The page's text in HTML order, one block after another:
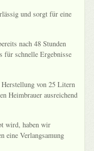
und sorgt für eine
nach 48 Stunden
für schnelle Ergebnisse
von 25 Litern
Heimbrauer ausreichend
wird, haben wir
eine Verlangsamung